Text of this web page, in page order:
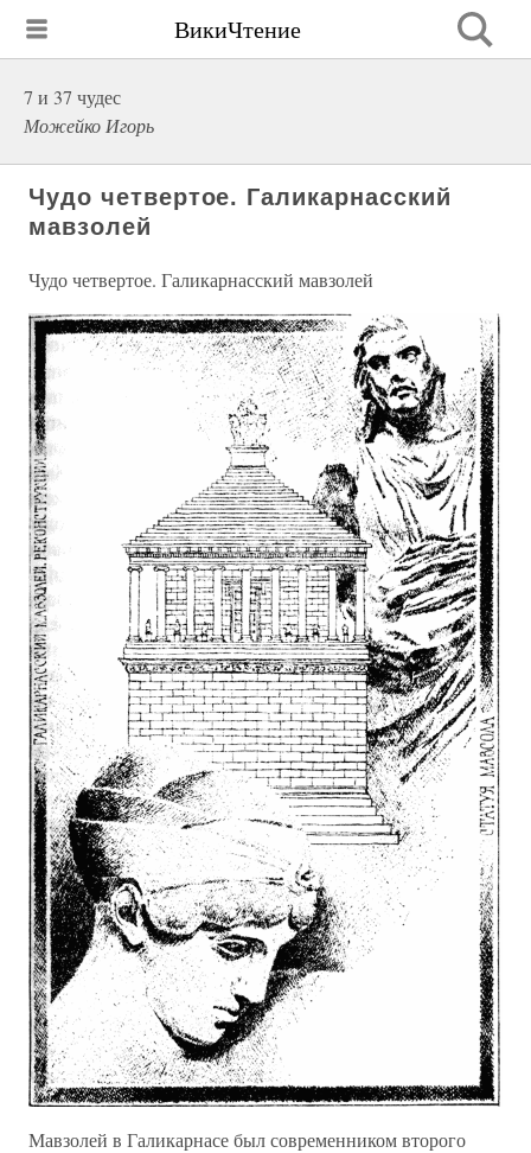
ВикиЧтение
7 и 37 чудес
Можейко Игорь
Чудо четвертое. Галикарнасский
мавзолей
Чудо четвертое. Галикарнасский мавзолей
Мавзолей в Галикарнасе был современником второго